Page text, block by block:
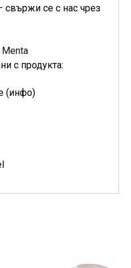
свържи се с нас чрез
с продукта:
(инфо)